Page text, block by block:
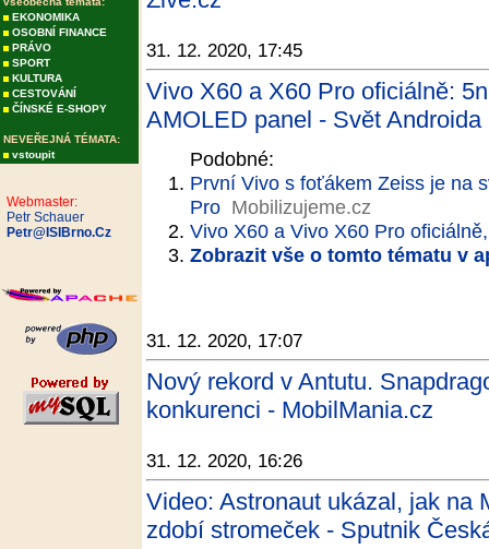
EKONOMIKA
OSOBNÍ FINANCE
PRÁVO
SPORT
KULTURA
CESTOVÁNÍ
ČÍNSKÉ E-SHOPY
NEVEŘEJNÁ TÉMATA:
vstoupit
Webmaster:
Petr Schauer
Petr@ISIBrno.Cz
31. 12. 2020, 17:45
Vivo X60 a X60 Pro oficiálně:
AMOLED panel - Svět Androida
Podobné:
První Vivo s foťákem Zeiss je na
Pro Mobilizujeme.cz
Vivo X60 a Vivo X60 Pro
Zobrazit vše o tomto tématu v
31. 12. 2020, 17:07
Nový rekord v Antutu.
konkurenci - MobilMania.cz
31. 12. 2020, 16:26
Video: Astronaut ukázal, jak na
zdobí stromeček - Sputnik